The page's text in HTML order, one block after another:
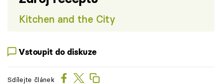
Kitchen and the City
Vstoupit do diskuze
Sdílejte článek